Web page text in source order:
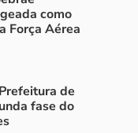
como
Força Aérea
de
fase do